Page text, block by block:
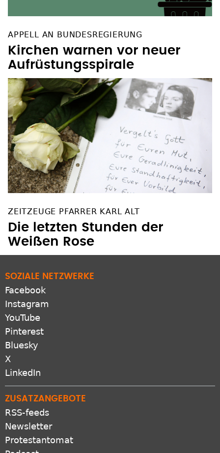
APPELL AN BUNDESREGIERUNG
Kirchen warnen vor neuer
Aufrüstungsspirale
ZEITZEUGE PFARRER KARL ALT
Die letzten Stunden der
Weißen Rose
SOZIALE NETZWERKE
Facebook
Instagram
YouTube
Pinterest
Bluesky
X
LinkedIn
ZUSATZANGEBOTE
RSS-feeds
Newsletter
Protestantomat